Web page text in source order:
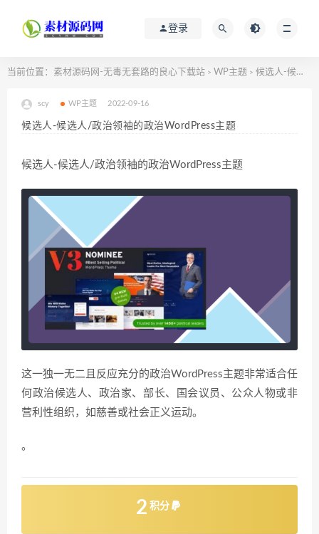
登录
当前位置： 素材源码网-无毒无套路的良心下载站 > WP主题 > 候选人-候选人/政治领袖的政治WordPress主题
scy WP主题 2022-09-16
候选人-候选人/政治领袖的政治WordPress主题
候选人-候选人/政治领袖的政治WordPress主题
这一独一无二且反应充分的政治WordPress主题非常适合任
何政治候选人、政治家、部长、国会议员、公众人物或非
营利性组织，如慈善或社会正义运动。
。
2 积分